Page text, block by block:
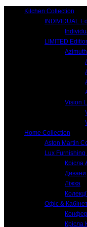
Kitchen Collection
INDIVIDUAL
LIMITED
Vision
Home Collection
Aston Martin
Lux
Крісла
Дивани
Ліжка
Офіс &
Крісла